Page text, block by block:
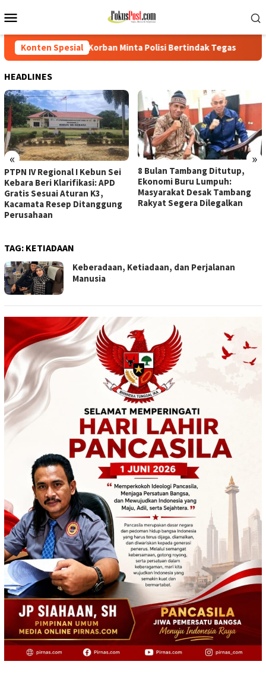
ke
Mobile
Konten Spesial
Korban Minta Polisi Bertindak Tegas PTPN IV Regional
HEADLINES
« »
PTPN IV Regional I Kebun Sei
Kebara Beri Klarifikasi: APD
Gratis Sesuai Aturan K3,
Kacamata Resep Ditanggung
Perusahaan
8 Bulan Tambang Ditutup,
Ekonomi Buru Lumpuh:
Masyarakat Desak Tambang
Rakyat Segera Dilegalkan
TAG: KETIADAAN
Keberadaan, Ketiadaan, dan Perjalanan
Manusia